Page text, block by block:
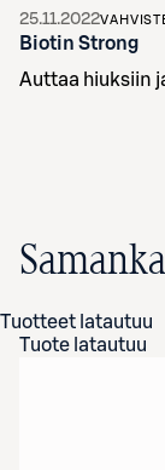
25.11.2022
Biotin Strong
Auttaa hiuksiin
Tuotteet latautuu
Tuote latautuu